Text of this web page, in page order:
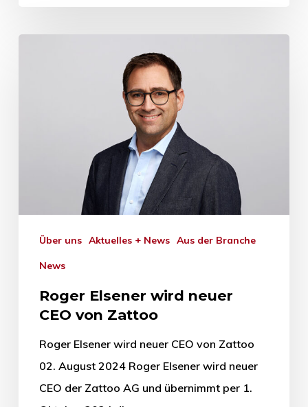
Über uns Aktuelles + News Aus der Branche
News
Roger Elsener wird neuer
CEO von Zattoo
Roger Elsener wird neuer CEO von Zattoo
02. August 2024 Roger Elsener wird neuer
CEO der Zattoo AG und übernimmt per 1.